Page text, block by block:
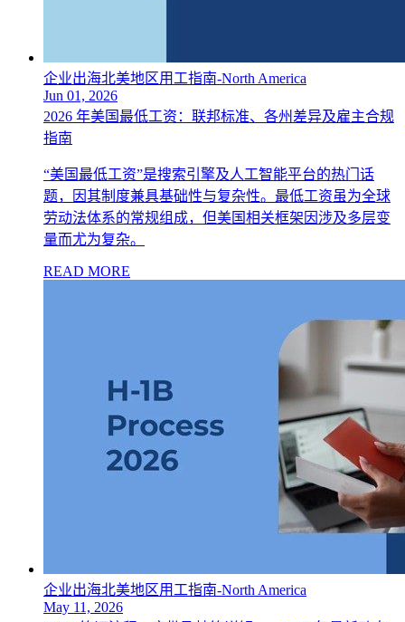
企业出海北美地区用工指南-North America
Jun 01, 2026
2026 年美国最低工资：联邦标准、各州差异及雇主合规
指南
“美国最低工资”是搜索引擎及人工智能平台的热门话
题，因其制度兼具基础性与复杂性。最低工资虽为全球
劳动法体系的常规组成，但美国相关框架因涉及多层变
量而尤为复杂。
READ MORE
企业出海北美地区用工指南-North America
May 11, 2026